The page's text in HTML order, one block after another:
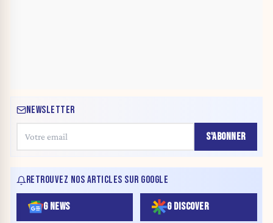
NEWSLETTER
S'ABONNER
RETROUVEZ NOS ARTICLES SUR GOOGLE
G NEWS G DISCOVER